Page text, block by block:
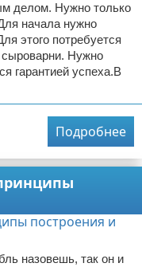
делом. Нужно только
начала нужно
этого потребуется
сыроварни. Нужно
гарантией успеха.В
Подробнее
назовешь, так он и